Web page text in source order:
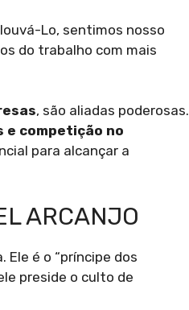
Lo, sentimos nosso
do trabalho com mais
, são aliadas poderosas.
competição no
para alcançar a
ARCANJO
é o “príncipe dos
preside o culto de